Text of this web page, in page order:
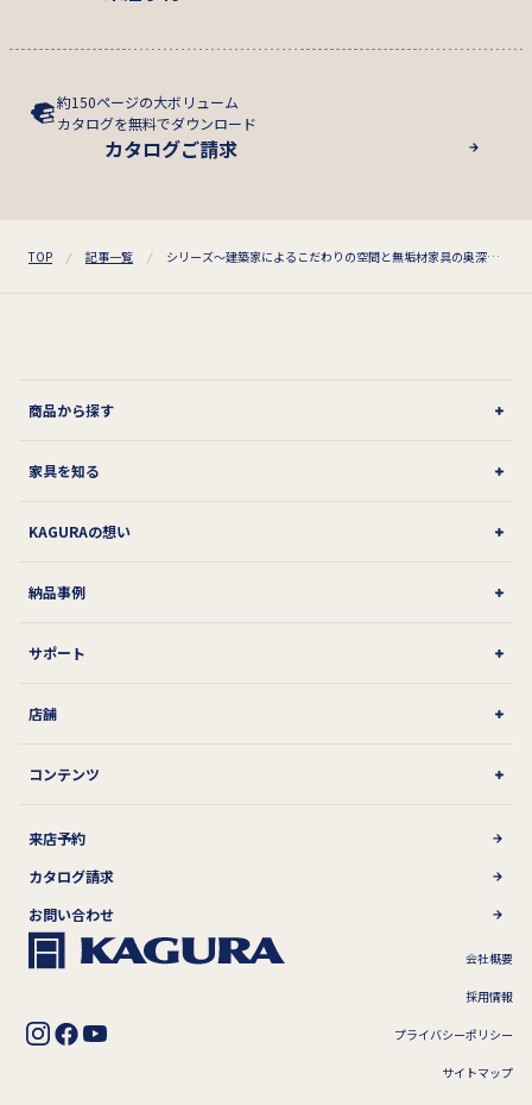
約150ページの大ボリューム
カタログを無料でダウンロード
カタログご請求
TOP 記事一覧 シリーズ～建築家によるこだわりの空間と無垢材家具の奥深き世界～ ⑤
商品から探す
家具を知る
KAGURAの想い
納品事例
サポート
店舗
コンテンツ
来店予約
カタログ請求
お問い合わせ
会社概要
採用情報
プライバシーポリシー
サイトマップ